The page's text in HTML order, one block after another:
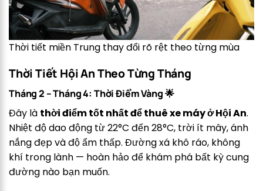
Thời tiết miền Trung thay đổi rõ rệt theo từng mùa
Thời Tiết Hội An Theo Từng Tháng
Tháng 2 – Tháng 4: Thời Điểm Vàng 🌟
Đây là thời điểm tốt nhất để thuê xe máy ở Hội An.
Nhiệt độ dao động từ 22°C đến 28°C, trời ít mây, ánh
nắng đẹp và độ ẩm thấp. Đường xá khô ráo, không
khí trong lành — hoàn hảo để khám phá bất kỳ cung
đường nào bạn muốn.